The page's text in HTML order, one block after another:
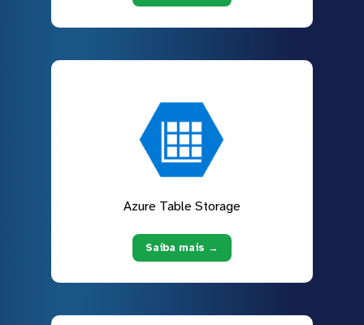
Azure Table Storage
Saiba mais →